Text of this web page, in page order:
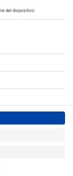
le soluzioni di
del protocollo e